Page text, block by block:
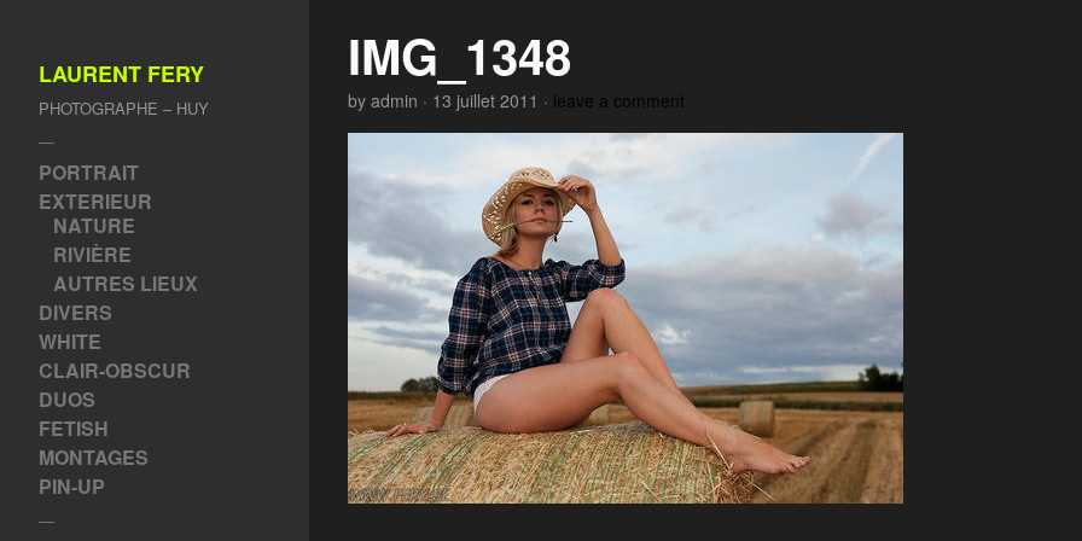
LAURENT FERY
PHOTOGRAPHE – HUY
—
PORTRAIT
EXTERIEUR
NATURE
RIVIÈRE
AUTRES LIEUX
DIVERS
WHITE
CLAIR-OBSCUR
DUOS
FETISH
MONTAGES
PIN-UP
—
IMG_1348
by admin · 13 juillet 2011 · leave a comment